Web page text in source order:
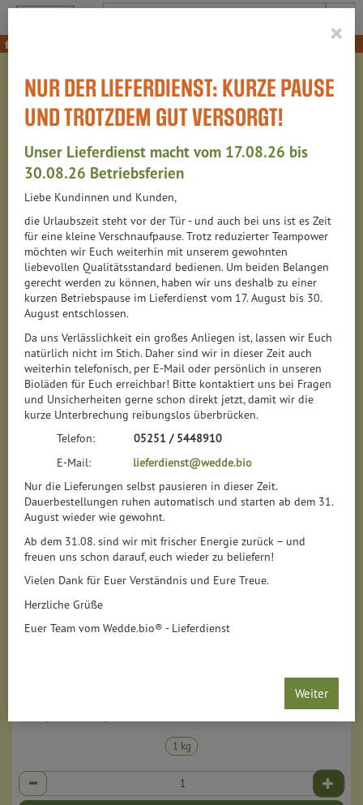
Produkt
×
NUR DER LIEFERDIENST: KURZE PAUSE
UND TROTZDEM GUT VERSORGT!
Unser Lieferdienst macht vom 17.08.26 bis
30.08.26 Betriebsferien
Liebe Kundinnen und Kunden,
die Urlaubszeit steht vor der Tür - und auch bei uns ist es Zeit
für eine kleine Verschnaufpause. Trotz reduzierter Teampower
möchten wir Euch weiterhin mit unserem gewohnten
liebevollen Qualitätsstandard bedienen. Um beiden Belangen
gerecht werden zu können, haben wir uns deshalb zu einer
kurzen Betriebspause im Lieferdienst vom 17. August bis 30.
August entschlossen.
Da uns Verlässlichkeit ein großes Anliegen ist, lassen wir Euch
natürlich nicht im Stich. Daher sind wir in dieser Zeit auch
weiterhin telefonisch, per E-Mail oder persönlich in unseren
Bioläden für Euch erreichbar! Bitte kontaktiert uns bei Fragen
und Unsicherheiten gerne schon direkt jetzt, damit wir die
kurze Unterbrechung reibungslos überbrücken.
Telefon: 05251 / 5448910
E-Mail: lieferdienst@wedde.bio
Nur die Lieferungen selbst pausieren in dieser Zeit.
Dauerbestellungen ruhen automatisch und starten ab dem 31.
August wieder wie gewohnt.
Ab dem 31.08. sind wir mit frischer Energie zurück – und
freuen uns schon darauf, euch wieder zu beliefern!
Vielen Dank für Euer Verständnis und Eure Treue.
Herzliche Grüße
Euer Team vom Wedde.bio® - Lieferdienst
Weiter
MÜHLENERZEUGNISSE
38 VON 6313
12
Hersteller Ernährung Allergene
1 kg
Anzahl